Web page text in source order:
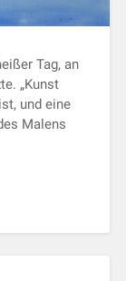
Tag, an
„Kunst
und eine
Malens